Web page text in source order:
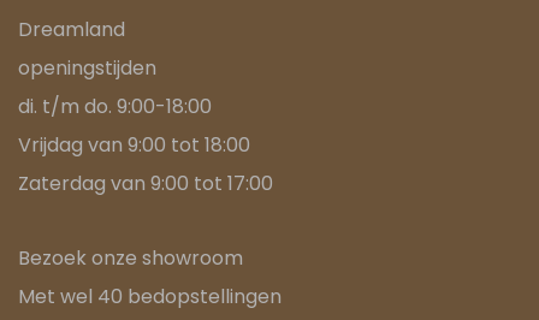
Dreamland
openingstijden
di. t/m do. 9:00-18:00
Vrijdag van 9:00 tot 18:00
Zaterdag van 9:00 tot 17:00
Bezoek onze showroom
Met wel 40 bedopstellingen